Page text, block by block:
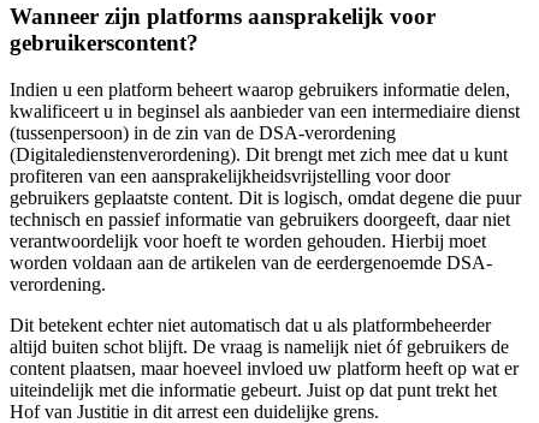
Wanneer zijn platforms aansprakelijk voor
gebruikerscontent?
Indien u een platform beheert waarop gebruikers informatie delen,
kwalificeert u in beginsel als aanbieder van een intermediaire dienst
(tussenpersoon) in de zin van de DSA-verordening
(Digitaledienstenverordening). Dit brengt met zich mee dat u kunt
profiteren van een aansprakelijkheidsvrijstelling voor door
gebruikers geplaatste content. Dit is logisch, omdat degene die puur
technisch en passief informatie van gebruikers doorgeeft, daar niet
verantwoordelijk voor hoeft te worden gehouden. Hierbij moet
worden voldaan aan de artikelen van de eerdergenoemde DSA-
verordening.
Dit betekent echter niet automatisch dat u als platformbeheerder
altijd buiten schot blijft. De vraag is namelijk niet óf gebruikers de
content plaatsen, maar hoeveel invloed uw platform heeft op wat er
uiteindelijk met die informatie gebeurt. Juist op dat punt trekt het
Hof van Justitie in dit arrest een duidelijke grens.